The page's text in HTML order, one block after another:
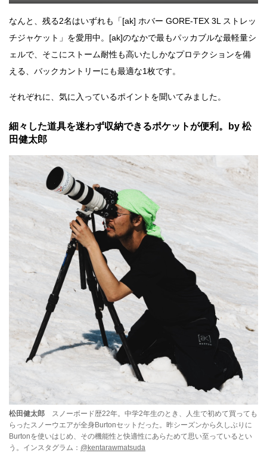
なんと、残る2名はいずれも「[ak] ホバー GORE-TEX 3L ストレッ
チジャケット」を愛用中。[ak]のなかで最もパッカブルな最軽量シ
ェルで、そこにストーム耐性も高いたしかなプロテクションを備
える、バックカントリーにも最適な1枚です。
それぞれに、気に入っているポイントを聞いてみました。
細々した道具を迷わず収納できるポケットが便利。by 松
田健太郎
松田健太郎 スノーボード歴22年。中学2年生のとき、人生で初めて買っても
らったスノーウエアが全身Burtonセットだった。昨シーズンから久しぶりに
Burtonを使いはじめ、その機能性と快適性にあらためて思い至っているとい
う。インスタグラム： @kentarawmatsuda